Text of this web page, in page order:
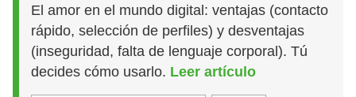
El amor en el mundo digital: ventajas (contacto
rápido, selección de perfiles) y desventajas
(inseguridad, falta de lenguaje corporal). Tú
decides cómo usarlo. Leer artículo